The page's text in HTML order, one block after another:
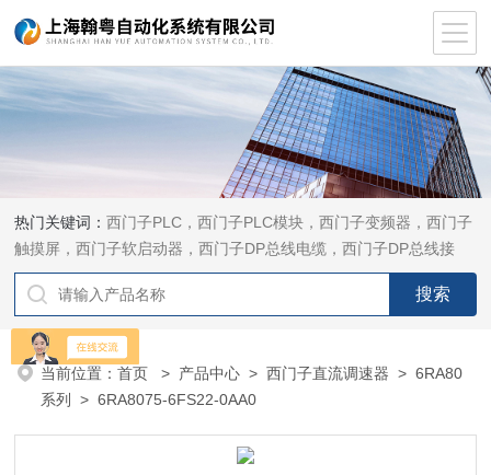
热门关键词：西门子PLC，西门子PLC模块，西门子变频器，西门子
触摸屏，西门子软启动器，西门子DP总线电缆，西门子DP总线接
头，西门子CP通讯网卡，西门子数控系统及停产备件
当前位置：首页 > 产品中心 >西门子直流调速器 >6RA80
系列
> 6RA8075-6FS22-0AA0